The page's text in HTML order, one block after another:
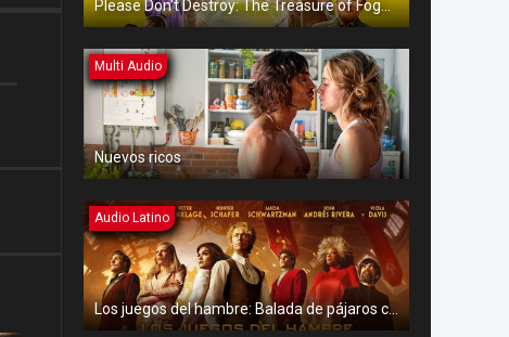
Please Don’t Destroy: The Treasure of Foggy Mountain
Multi Audio
Nuevos ricos
Audio Latino
Los juegos del hambre: Balada de pájaros cantores y serpientes